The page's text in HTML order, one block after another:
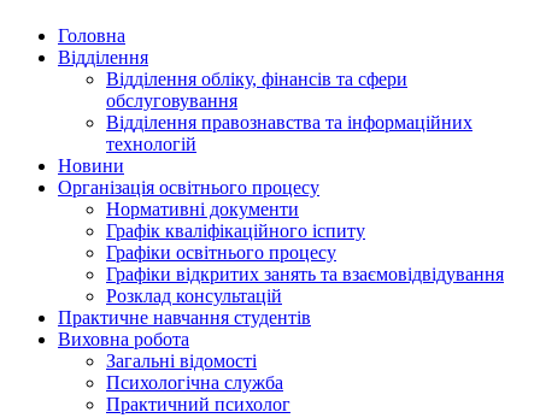
Головна
Відділення
Відділення обліку, фінансів та сфери
обслуговування
Відділення правознавства та інформаційних
технологій
Новини
Організація освітнього процесу
Нормативні документи
Графік кваліфікаційного іспиту
Графіки освітнього процесу
Графіки відкритих занять та взаємовідвідування
Розклад консультацій
Практичне навчання студентів
Виховна робота
Загальні відомості
Психологічна служба
Практичний психолог